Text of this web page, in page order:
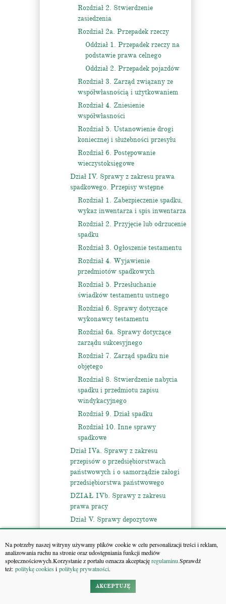
Na potrzeby naszej witryny używamy plików cookie w celu personalizacji treści i reklam,
analizowania ruchu na stronie oraz udostępniania funkcji mediów
społecznościowych.Korzystanie z portalu oznacza akceptacjęregulaminu.Sprawdź
też: politykę cookiesi politykę prywatności.
AKCEPTUJĘ
Rozdział 2. Stwierdzenie
zasiedzenia
Rozdział 2a. Przepadek rzeczy
Oddział 1. Przepadek rzeczy na
podstawie prawa celnego
Oddział 2. Przepadek pojazdów
Rozdział 3. Zarząd związany ze
współwłasnością i użytkowaniem
Rozdział 4. Zniesienie
współwłasności
Rozdział 5. Ustanowienie drogi
koniecznej i służebności przesyłu
Rozdział 6. Postępowanie
wieczystoksięgowe
Dział IV. Sprawy z zakresu prawa
spadkowego. Przepisy wstępne
Rozdział 1. Zabezpieczenie spadku,
wykaz inwentarza i spis inwentarza
Rozdział 2. Przyjęcie lub odrzucenie
spadku
Rozdział 3. Ogłoszenie testamentu
Rozdział 4. Wyjawienie
przedmiotów spadkowych
Rozdział 5. Przesłuchanie
świadków testamentu ustnego
Rozdział 6. Sprawy dotyczące
wykonawcy testamentu
Rozdział 6a. Sprawy dotyczące
zarządu sukcesyjnego
Rozdział 7. Zarząd spadku nie
objętego
Rozdział 8. Stwierdzenie nabycia
spadku i przedmiotu zapisu
windykacyjnego
Rozdział 9. Dział spadku
Rozdział 10. Inne sprawy
spadkowe
Dział IVa. Sprawy z zakresu
przepisów o przedsiębiorstwach
państwowych i o samorządzie załogi
przedsiębiorstwa państwowego
DZIAŁ IVb. Sprawy z zakresu
prawa pracy
Dział V. Sprawy depozytowe
świadczenia do depozytu sądowego
Rozdział 2. Zwrot depozytu
sądowego składającemu i wydanie
Rozdział 3. Postępowanie w